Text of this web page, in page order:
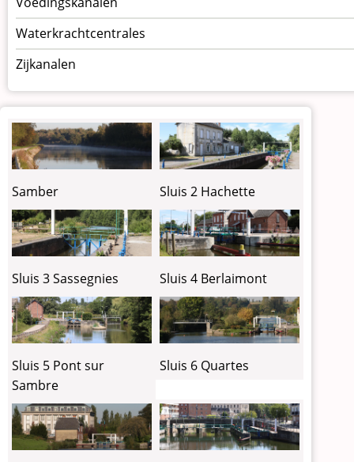
Waterkrachtcentrales
Zijkanalen
Samber Sluis 2 Hachette
Sluis 3 Sassegnies Sluis 4 Berlaimont
Sluis 5 Pont sur
Sambre
Sluis 6 Quartes